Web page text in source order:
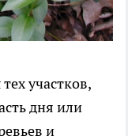
участков,
дня или
и